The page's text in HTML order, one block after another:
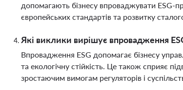
допомагають бізнесу впроваджувати ESG-
європейських стандартів та розвитку
Які виклики вирішує впровадження
Впровадження ESG допомагає бізнесу
та екологічну стійкість. Це також сприяє
зростаючим вимогам регуляторів і